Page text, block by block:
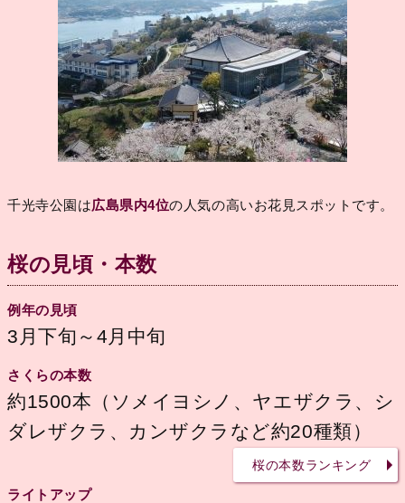
千光寺公園は広島県内4位の人気の高いお花見スポットです。
桜の見頃・本数
例年の見頃
3月下旬～4月中旬
さくらの本数
約1500本（ソメイヨシノ、ヤエザクラ、シ
ダレザクラ、カンザクラなど約20種類）
桜の本数ランキング
ライトアップ